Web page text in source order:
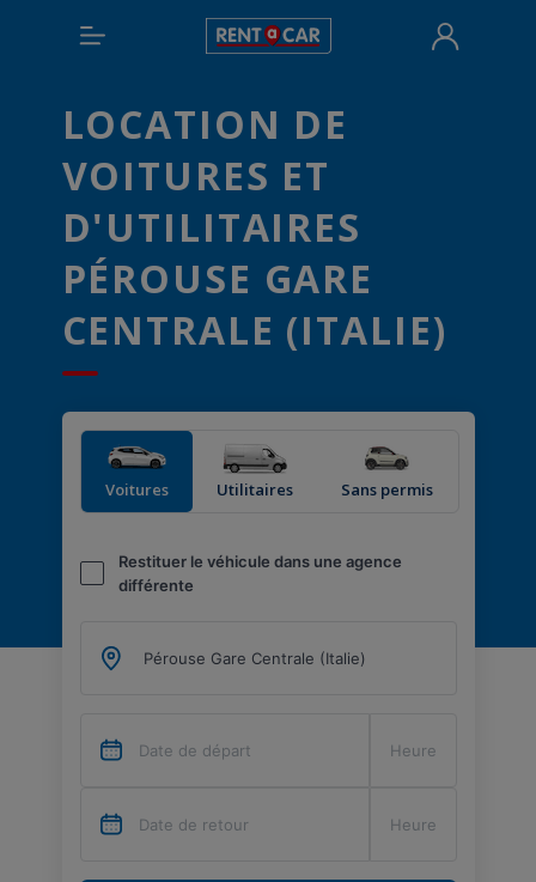
LOCATION DE
VOITURES ET
D'UTILITAIRES
PÉROUSE GARE
CENTRALE (ITALIE)
Voitures Utilitaires Sans permis
Restituer le véhicule dans une agence
différente